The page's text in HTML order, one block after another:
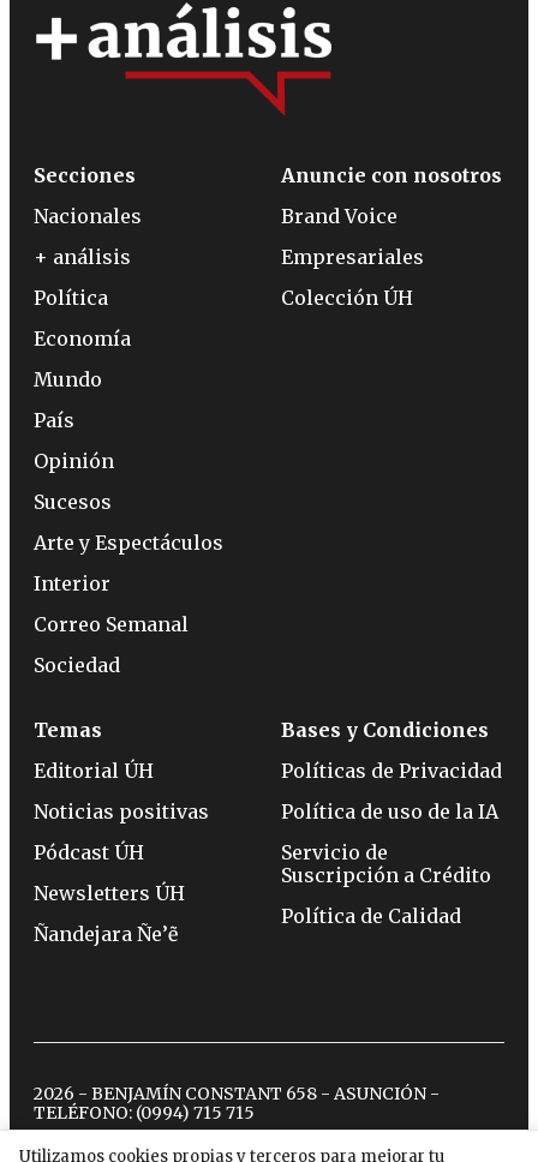
Utilizamos cookies propias y terceros para mejorar tu
Secciones
Nacionales
+ análisis
Política
Economía
Mundo
País
Opinión
Sucesos
Arte y Espectáculos
Interior
Correo Semanal
Sociedad
Anuncie con nosotros
Brand Voice
Empresariales
Colección ÚH
Temas
Editorial ÚH
Noticias positivas
Pódcast ÚH
Newsletters ÚH
Ñandejara Ñe’ẽ
Bases y Condiciones
Políticas de Privacidad
Política de uso de la IA
Servicio de
Suscripción a Crédito
Política de Calidad
2026 - BENJAMÍN CONSTANT 658 - ASUNCIÓN -
TELÉFONO: (0994) 715 715